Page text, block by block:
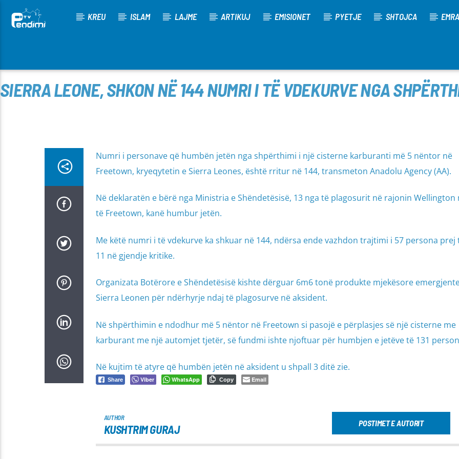
KREU ISLAM LAJME ARTIKUJ EMISIONET PYETJE SHTOJCA EMRA
SIERRA LEONE, SHKON NË 144 NUMRI I TË VDEKURVE NGA
Numri i personave që humbën jetën nga shpërthimi i një cisterne karburanti më 5 nëntor në
Freetown, kryeqytetin e Sierra Leones, është rritur në 144, transmeton Anadolu Agency (AA).
Në deklaratën e bërë nga Ministria e Shëndetësisë, 13 nga të plagosurit në rajonin Wellington
të Freetown, kanë humbur jetën.
Me këtë numri i të vdekurve ka shkuar në 144, ndërsa ende vazhdon trajtimi i 57 persona prej
11 në gjendje kritike.
Organizata Botërore e Shëndetësisë kishte dërguar 6m6 tonë produkte mjekësore
Sierra Leonen për ndërhyrje ndaj të plagosurve në aksident.
Në shpërthimin e ndodhur më 5 nëntor në Freetown si pasojë e përplasjes së një cisterne me
karburant me një automjet tjetër, së fundmi ishte njoftuar për humbjen e jetëve të 131
Në kujtim të atyre që humbën jetën në aksident u shpall 3 ditë zie.
Share Viber WhatsApp Copy Email
AUTHOR
KUSHTRIM GURAJ POSTIMET E AUTORIT